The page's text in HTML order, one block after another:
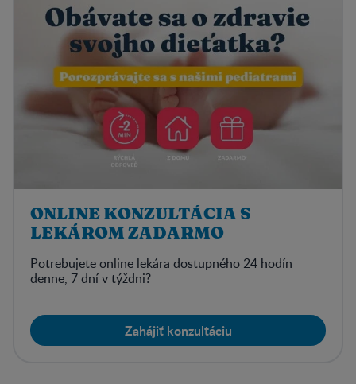
ONLINE KONZULTÁCIA S
LEKÁROM ZADARMO
Potrebujete online lekára dostupného 24 hodín
denne, 7 dní v týždni?
Zahájiť konzultáciu